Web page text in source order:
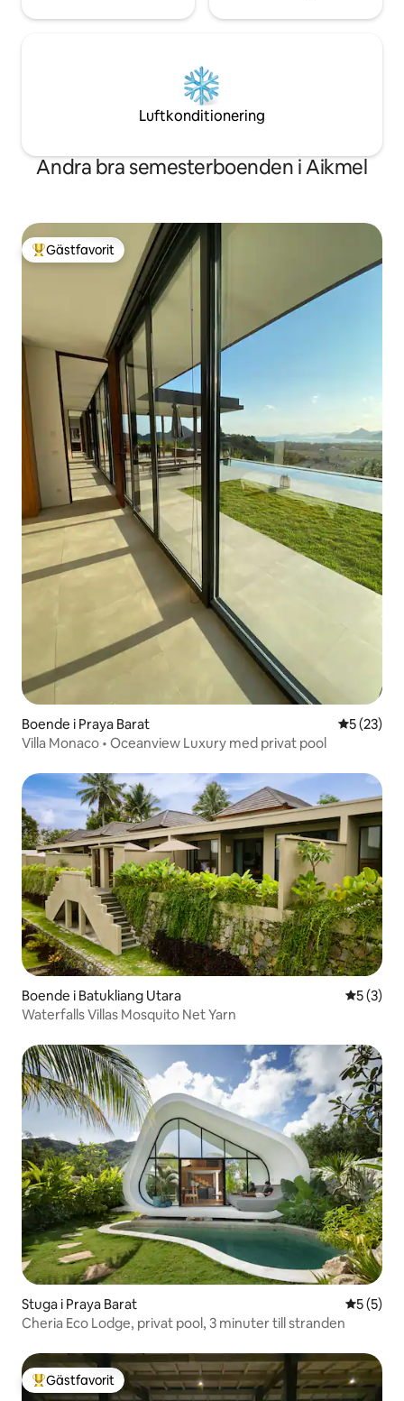
Luftkonditionering
Andra bra semesterboenden i Aikmel
Populär gästfavorit
Gästfavorit
Boende i Praya Barat 5 av 5 i
5 (23)
Villa Monaco • Oceanview Luxury med privat pool
Boende i Batukliang Utara 5 av 5 i
5 (3)
Waterfalls Villas Mosquito Net Yarn
Stuga i Praya Barat 5 av 5 i
5 (5)
Cheria Eco Lodge, privat pool, 3 minuter till stranden
Populär gästfavorit
Gästfavorit